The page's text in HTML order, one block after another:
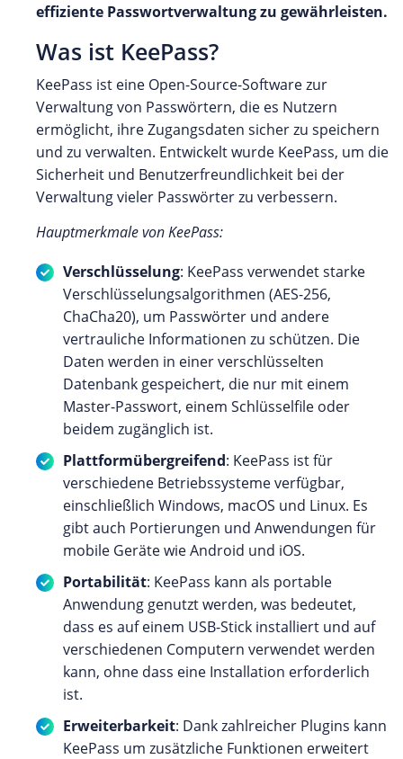
effiziente Passwortverwaltung zu gewährleisten.
Was ist KeePass?
KeePass ist eine Open-Source-Software zur
Verwaltung von Passwörtern, die es Nutzern
ermöglicht, ihre Zugangsdaten sicher zu speichern
und zu verwalten. Entwickelt wurde KeePass, um die
Sicherheit und Benutzerfreundlichkeit bei der
Verwaltung vieler Passwörter zu verbessern.
Hauptmerkmale von KeePass:
Verschlüsselung: KeePass verwendet starke
Verschlüsselungsalgorithmen (AES-256,
ChaCha20), um Passwörter und andere
vertrauliche Informationen zu schützen. Die
Daten werden in einer verschlüsselten
Datenbank gespeichert, die nur mit einem
Master-Passwort, einem Schlüsselfile oder
beidem zugänglich ist.
Plattformübergreifend: KeePass ist für
verschiedene Betriebssysteme verfügbar,
einschließlich Windows, macOS und Linux. Es
gibt auch Portierungen und Anwendungen für
mobile Geräte wie Android und iOS.
Portabilität: KeePass kann als portable
Anwendung genutzt werden, was bedeutet,
dass es auf einem USB-Stick installiert und auf
verschiedenen Computern verwendet werden
kann, ohne dass eine Installation erforderlich
ist.
Erweiterbarkeit: Dank zahlreicher Plugins kann
KeePass um zusätzliche Funktionen erweitert